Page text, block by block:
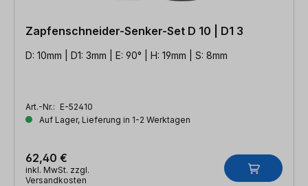
Zapfenschneider-Senker-Set D 10 | D1 3
D: 10mm | D1: 3mm | E: 90° | H: 19mm | S: 8mm
Art.-Nr.: E-52410
Auf Lager, Lieferung in 1-2 Werktagen
62,40 €
inkl. MwSt. zzgl.
Versandkosten